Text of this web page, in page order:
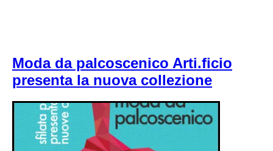
Moda da palcoscenico Arti.ficio
presenta la nuova collezione